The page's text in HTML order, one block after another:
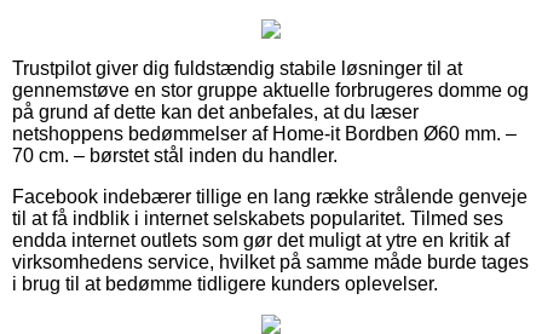
Trustpilot giver dig fuldstændig stabile løsninger til at
gennemstøve en stor gruppe aktuelle forbrugeres domme og
på grund af dette kan det anbefales, at du læser
netshoppens bedømmelser af Home-it Bordben Ø60 mm. –
70 cm. – børstet stål inden du handler.
Facebook indebærer tillige en lang række strålende genveje
til at få indblik i internet selskabets popularitet. Tilmed ses
endda internet outlets som gør det muligt at ytre en kritik af
virksomhedens service, hvilket på samme måde burde tages
i brug til at bedømme tidligere kunders oplevelser.